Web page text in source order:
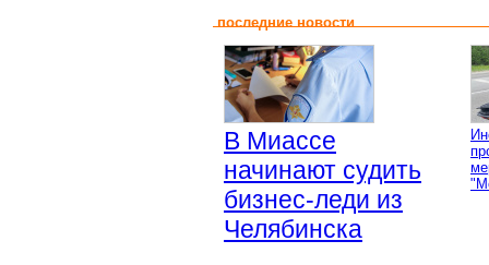
последние новости
В Миассе
начинают судить
бизнес-леди из
Челябинска